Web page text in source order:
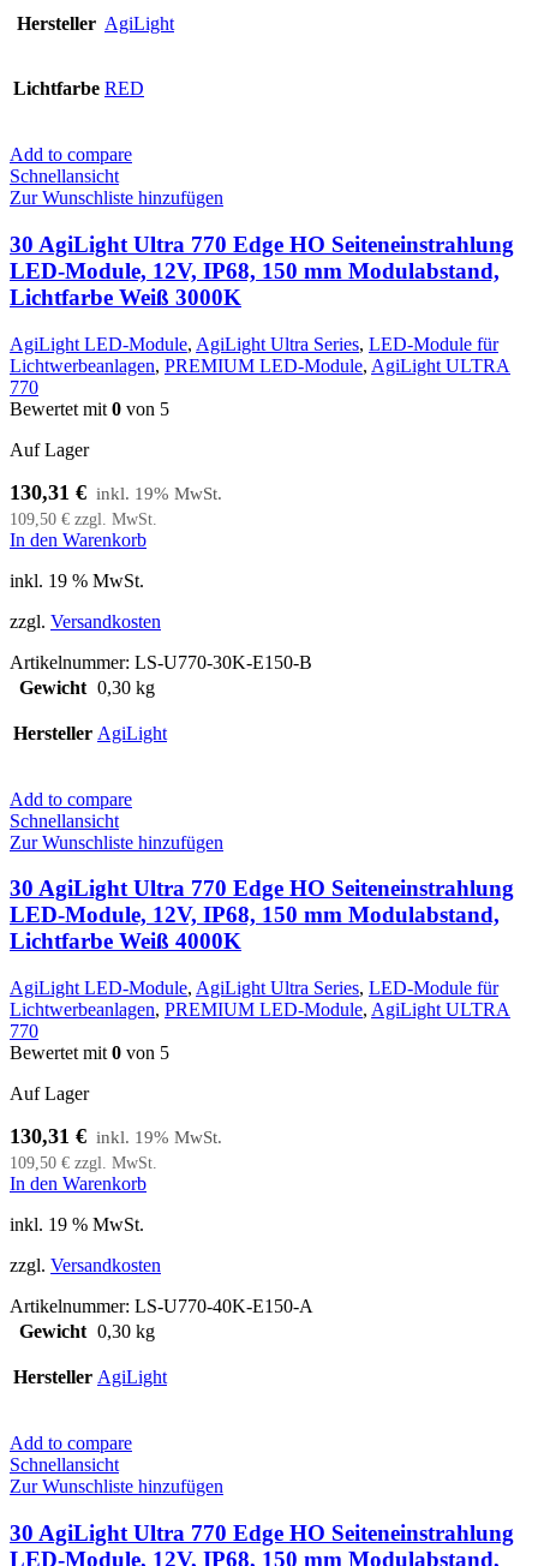
Hersteller AgiLight
Lichtfarbe RED
Add to compare
Schnellansicht
Zur Wunschliste hinzufügen
30 AgiLight Ultra 770 Edge HO Seiteneinstrahlung
LED-Module, 12V, IP68, 150 mm Modulabstand,
Lichtfarbe Weiß 3000K
AgiLight LED-Module, AgiLight Ultra Series, LED-Module für
Lichtwerbeanlagen, PREMIUM LED-Module, AgiLight ULTRA
770
Bewertet mit 0 von 5
Auf Lager
130,31 €
109,50 € zzgl. MwSt.
In den Warenkorb
inkl. 19 % MwSt.
zzgl. Versandkosten
Artikelnummer: LS-U770-30K-E150-B
Gewicht 0,30 kg
Hersteller AgiLight
Add to compare
Schnellansicht
Zur Wunschliste hinzufügen
30 AgiLight Ultra 770 Edge HO Seiteneinstrahlung
LED-Module, 12V, IP68, 150 mm Modulabstand,
Lichtfarbe Weiß 4000K
AgiLight LED-Module, AgiLight Ultra Series, LED-Module für
Lichtwerbeanlagen, PREMIUM LED-Module, AgiLight ULTRA
770
Bewertet mit 0 von 5
Auf Lager
130,31 €
109,50 € zzgl. MwSt.
In den Warenkorb
inkl. 19 % MwSt.
zzgl. Versandkosten
Artikelnummer: LS-U770-40K-E150-A
Gewicht 0,30 kg
Hersteller AgiLight
Add to compare
Schnellansicht
Zur Wunschliste hinzufügen
30 AgiLight Ultra 770 Edge HO Seiteneinstrahlung
LED-Module, 12V, IP68, 150 mm Modulabstand,